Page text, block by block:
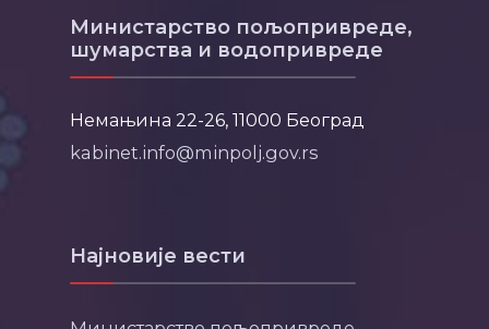
Министарство пољопривреде,
шумарства и водопривреде
Немањина 22-26, 11000 Београд
kabinet.info@minpolj.gov.rs
Најновије вести